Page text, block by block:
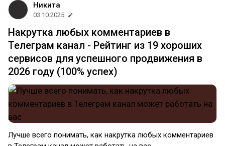
Никита
03.10.2025
Накрутка любых комментариев в
Телеграм канал - Рейтинг из 19 хороших
сервисов для успешного продвижения в
2026 году (100% успех)
Лучше всего понимать, как накрутка любых комментариев